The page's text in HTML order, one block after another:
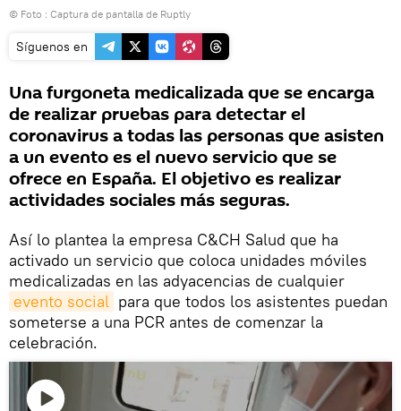
© Foto : Captura de pantalla de Ruptly
Síguenos en
Una furgoneta medicalizada que se encarga
de realizar pruebas para detectar el
coronavirus a todas las personas que asisten
a un evento es el nuevo servicio que se
ofrece en España. El objetivo es realizar
actividades sociales más seguras.
Así lo plantea la empresa C&CH Salud que ha
activado un servicio que coloca unidades móviles
medicalizadas en las adyacencias de cualquier
evento social para que todos los asistentes puedan
someterse a una PCR antes de comenzar la
celebración.